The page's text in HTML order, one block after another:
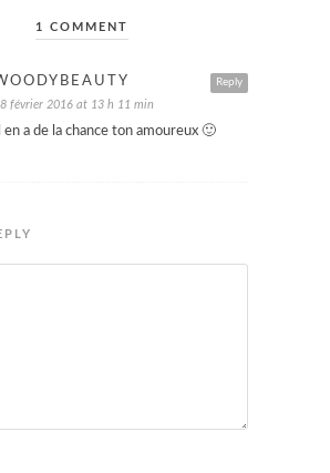
1 COMMENT
Reply
février 2016 at 13 h 11 min
Il en a de la chance ton amoureux 🙂